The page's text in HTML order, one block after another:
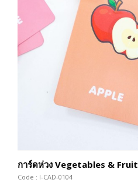
การ์ดห่วง Vegetables & Fruit
Code : I-CAD-0104